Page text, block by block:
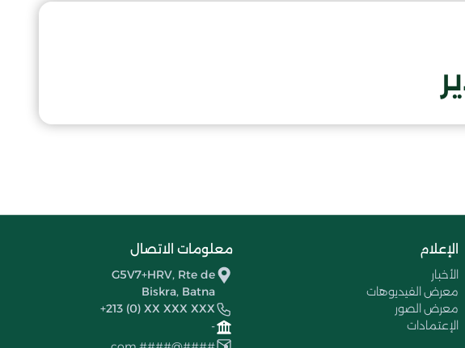
الإعلام
الأخبار
معرض الفيديوهات
معرض الصور
الإعتمادات
معلومات الاتصال
G5V7+HRV, Rte de
Biskra, Batna
+213 (0) XX XXX XXX
-